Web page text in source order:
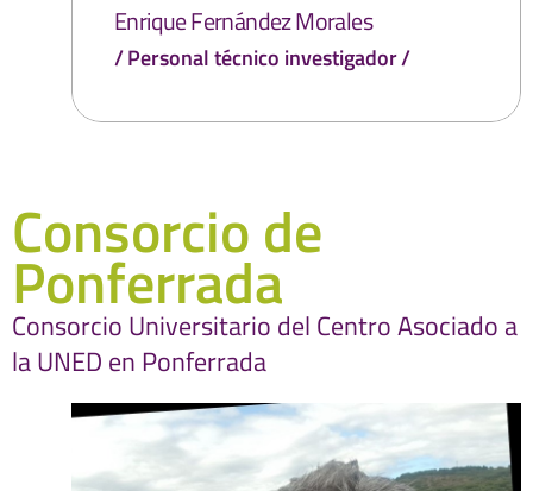
Enrique Fernández Morales
Personal técnico investigador
Consorcio de
Ponferrada
Consorcio Universitario del Centro Asociado a
la UNED en Ponferrada